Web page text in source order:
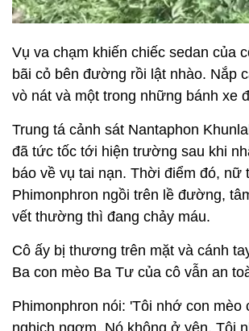
Vụ va chạm khiến chiếc sedan của
bãi cỏ bên đường rồi lật nhào. Nắp
vò nát và một trong những bánh xe
Trung tá cảnh sát Nantaphon
đã tức tốc tới hiện trường sau khi
báo về vụ tai nạn. Thời điểm đó, nữ
Phimonphron ngồi trên lề đường,
vết thường thì đang chảy máu.
Cô ấy bị thương trên mặt và cánh
Ba con mèo Ba Tư của cô vẫn an
Phimonphron nói: 'Tôi nhớ con mèo
nghịch ngợm. Nó không ở yên. Tôi